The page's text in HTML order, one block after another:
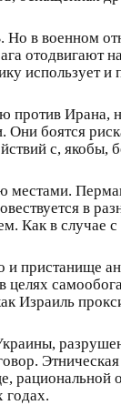
Но в военном
отодвигают
использует и
против
Они боятся
с,
местами.
в
Как в
пристанище
Израиль
годах.